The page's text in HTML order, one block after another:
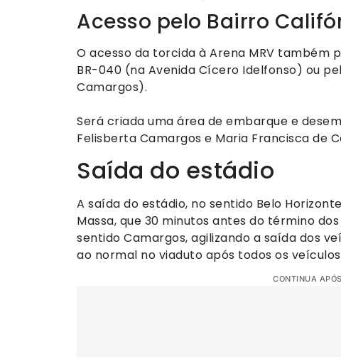
Acesso pelo Bairro
O acesso da torcida à Arena MRV também
BR-040 (na Avenida Cícero Idelfonso) ou
Camargos).
Será criada uma área de embarque e
Felisberta Camargos e Maria Francisca de
Saída do estádio
A saída do estádio, no sentido Belo
Massa, que 30 minutos antes do término
sentido Camargos, agilizando a saída dos
ao normal no viaduto após todos os
CONTINUA